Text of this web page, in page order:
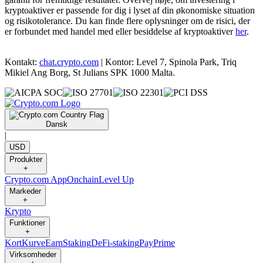
kryptoaktiver er passende for dig i lyset af din økonomiske situation
og risikotolerance. Du kan finde flere oplysninger om de risici, der
er forbundet med handel med eller besiddelse af kryptoaktiverher.
Kontakt: chat.crypto.com | Kontor: Level 7, Spinola Park, Triq
Mikiel Ang Borg, St Julians SPK 1000 Malta.
Dansk
|
USD
Produkter
+
Crypto.com AppOnchainLevel Up
Markeder
+
Krypto
Funktioner
+
KortKurveEarnStakingDeFi-stakingPayPrime
Virksomheder